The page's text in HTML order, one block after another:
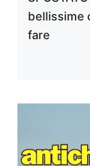
bellissime
fare